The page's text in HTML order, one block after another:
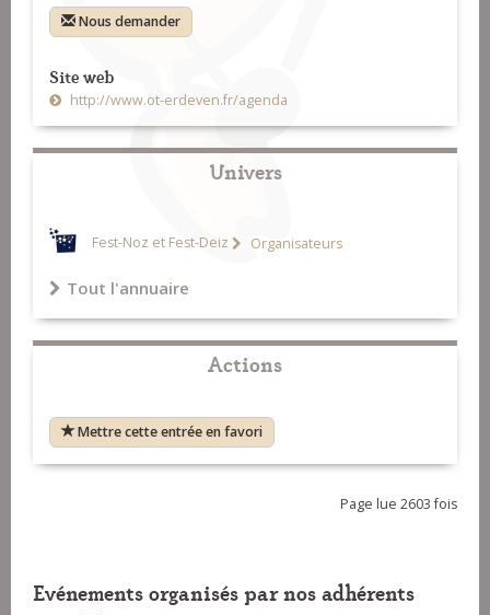
Nous demander
Site web
http://www.ot-erdeven.fr/agenda
Univers
Fest-Noz et Fest-Deiz Organisateurs
Tout l'annuaire
Actions
Mettre cette entrée en favori
Page lue 2603 fois
Evénements organisés par nos adhérents